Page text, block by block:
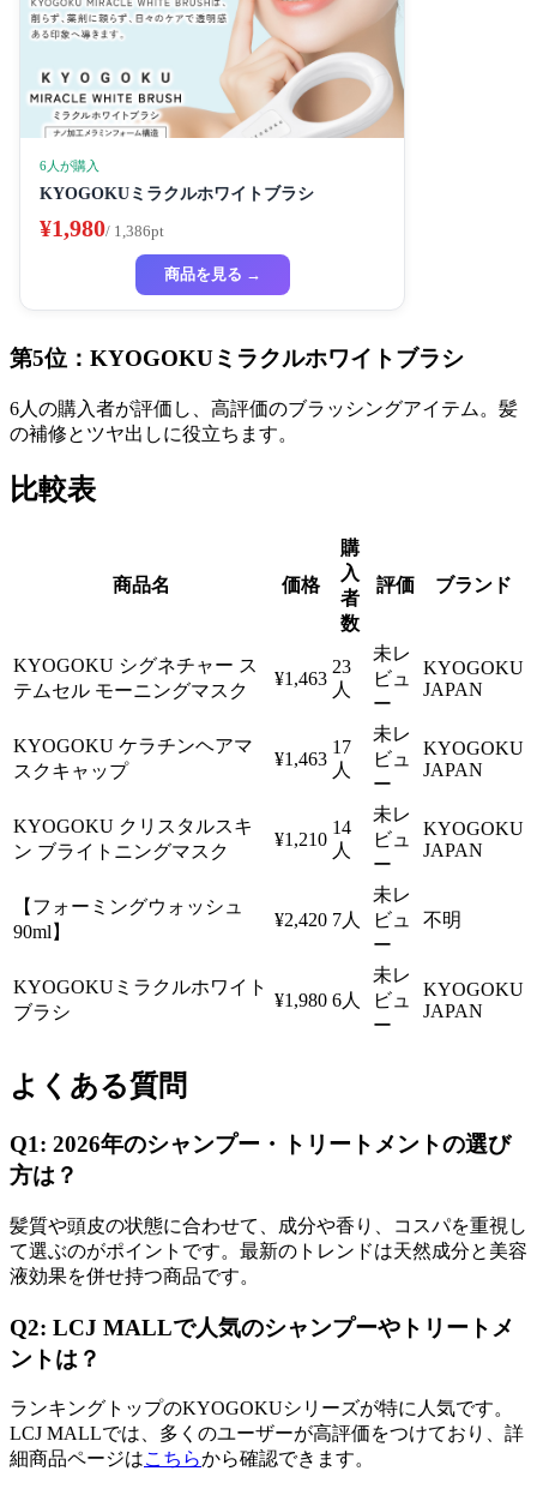
6人が購入
KYOGOKUミラクルホワイトブラシ
¥1,980/ 1,386pt
商品を見る →
第5位：KYOGOKUミラクルホワイトブラシ
6人の購入者が評価し、高評価のブラッシングアイテム。髪
の補修とツヤ出しに役立ちます。
比較表
商品名 価格
購
入
者
数
評価 ブランド
KYOGOKU シグネチャー ス
テムセル モーニングマスク
¥1,463
23
人
未レ
ビュ
ー
KYOGOKU
JAPAN
KYOGOKU ケラチンヘアマ
スクキャップ
¥1,463
17
人
未レ
ビュ
ー
KYOGOKU
JAPAN
KYOGOKU クリスタルスキ
ン ブライトニングマスク
¥1,210
14
人
未レ
ビュ
ー
KYOGOKU
JAPAN
【フォーミングウォッシュ
90ml】
¥2,420 7人
未レ
ビュ
ー
不明
KYOGOKUミラクルホワイト
ブラシ
¥1,980 6人
未レ
ビュ
ー
KYOGOKU
JAPAN
よくある質問
Q1: 2026年のシャンプー・トリートメントの選び
方は？
髪質や頭皮の状態に合わせて、成分や香り、コスパを重視し
て選ぶのがポイントです。最新のトレンドは天然成分と美容
液効果を併せ持つ商品です。
Q2: LCJ MALLで人気のシャンプーやトリートメ
ントは？
ランキングトップのKYOGOKUシリーズが特に人気です。
LCJ MALLでは、多くのユーザーが高評価をつけており、詳
細商品ページはこちらから確認できます。